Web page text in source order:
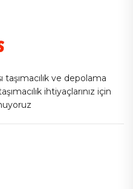
ve depolama
ihtiyaçlarınız için